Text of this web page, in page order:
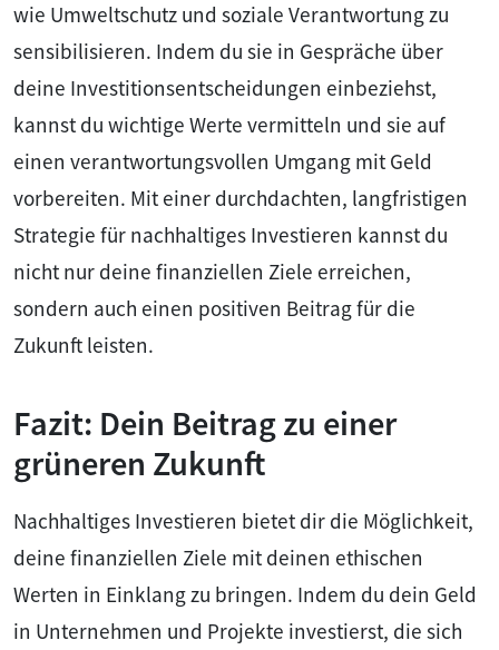
wie Umweltschutz und soziale Verantwortung zu
sensibilisieren. Indem du sie in Gespräche über
deine Investitionsentscheidungen einbeziehst,
kannst du wichtige Werte vermitteln und sie auf
einen verantwortungsvollen Umgang mit Geld
vorbereiten. Mit einer durchdachten, langfristigen
Strategie für nachhaltiges Investieren kannst du
nicht nur deine finanziellen Ziele erreichen,
sondern auch einen positiven Beitrag für die
Zukunft leisten.
Fazit: Dein Beitrag zu einer
grüneren Zukunft
Nachhaltiges Investieren bietet dir die Möglichkeit,
deine finanziellen Ziele mit deinen ethischen
Werten in Einklang zu bringen. Indem du dein Geld
in Unternehmen und Projekte investierst, die sich